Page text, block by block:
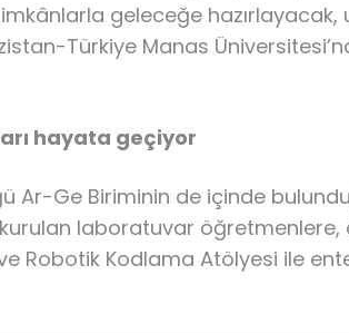
geleceğe hazırlayacak,
Türkiye Manas
hayata geçiyor
Ar-Ge Biriminin de içinde
kurulan laboratuvar
Robotik Kodlama Atölyesi ile